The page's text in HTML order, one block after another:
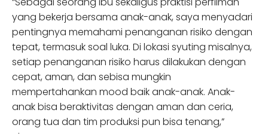
yang bekerja bersama anak-anak, saya menyadari
pentingnya memahami penanganan risiko dengan
tepat, termasuk soal luka. Di lokasi syuting misalnya,
setiap penanganan risiko harus dilakukan dengan
cepat, aman, dan sebisa mungkin
mempertahankan mood baik anak-anak. Anak-
anak bisa beraktivitas dengan aman dan ceria,
orang tua dan tim produksi pun bisa tenang,”